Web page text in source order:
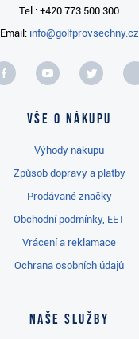
Tel.: +420 773 500 300
Email: info@golfprovsechny.cz
Vše o nákupu
Výhody nákupu
Způsob dopravy a platby
Prodávané značky
Obchodní podmínky, EET
Vrácení a reklamace
Ochrana osobních údajů
Naše služby